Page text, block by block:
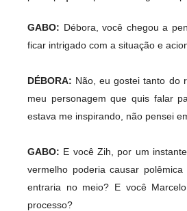
GABO: Débora, você chegou a
ficar intrigado com a situação e
DÉBORA: Não, eu gostei tanto do
meu personagem que quis falar
estava me inspirando, não pensei
GABO: E você Zih, por um
vermelho poderia causar
entraria no meio? E você
processo?